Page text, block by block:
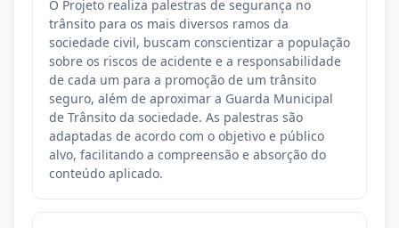
O Projeto realiza palestras de segurança no
trânsito para os mais diversos ramos da
sociedade civil, buscam conscientizar a população
sobre os riscos de acidente e a responsabilidade
de cada um para a promoção de um trânsito
seguro, além de aproximar a Guarda Municipal
de Trânsito da sociedade. As palestras são
adaptadas de acordo com o objetivo e público
alvo, facilitando a compreensão e absorção do
conteúdo aplicado.